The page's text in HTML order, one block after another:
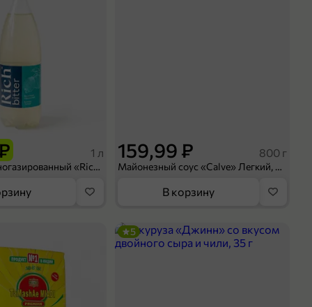
1 л
Напиток сильногазированный «Rich» Биттер Лемон, 1 л
159,99 ₽ 800 г
Майонезный соус «Calve» Легкий, 800 г
В корзину
5